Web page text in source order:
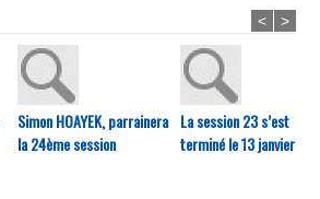
Simon HOAYEK, parrainera
la 24ème session
La session 23 s’est
terminé le 13 janvier
< >